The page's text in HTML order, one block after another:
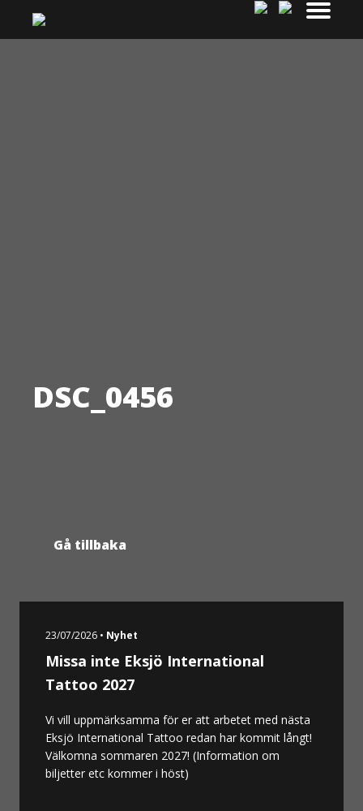
DSC_0456
Gå tillbaka
23/07/2026 • Nyhet
Missa inte Eksjö International
Tattoo 2027
Vi vill uppmärksamma för er att arbetet med nästa
Eksjö International Tattoo redan har kommit långt!
Välkomna sommaren 2027! (Information om
biljetter etc kommer i höst)